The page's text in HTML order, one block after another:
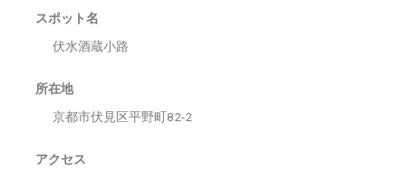
スポット名
伏水酒蔵小路
所在地
京都市伏見区平野町82-2
アクセス